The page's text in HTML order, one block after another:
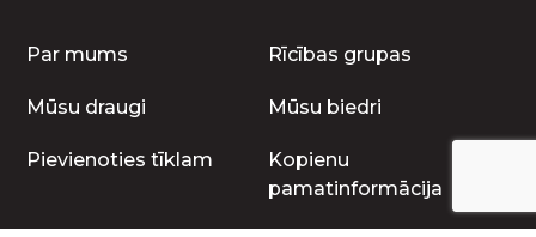
Par mums Rīcības grupas
Mūsu draugi Mūsu biedri
Pievienoties tīklam
Kopienu
pamatinformācija